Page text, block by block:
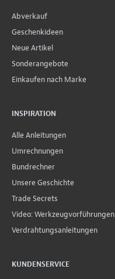
Abverkauf
Geschenkideen
Neue Artikel
Sonderangebote
Einkaufen nach Marke
INSPIRATION
Alle Anleitungen
Umrechnungen
Bundrechner
Unsere Geschichte
Trade Secrets
Video: Werkzeugvorführungen
Verdrahtungsanleitungen
KUNDENSERVICE